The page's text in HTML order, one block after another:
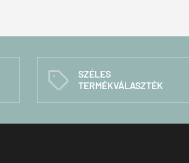
C
SZÉLES
TERMÉKVÁLASZTÉK